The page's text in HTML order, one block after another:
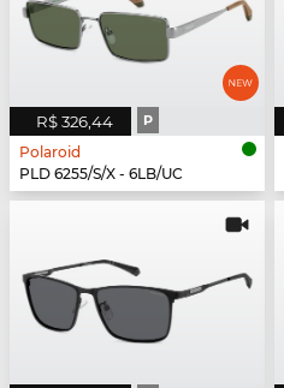
R$ 326,44 P
Polaroid
PLD 6255/S/X - 6LB/UC